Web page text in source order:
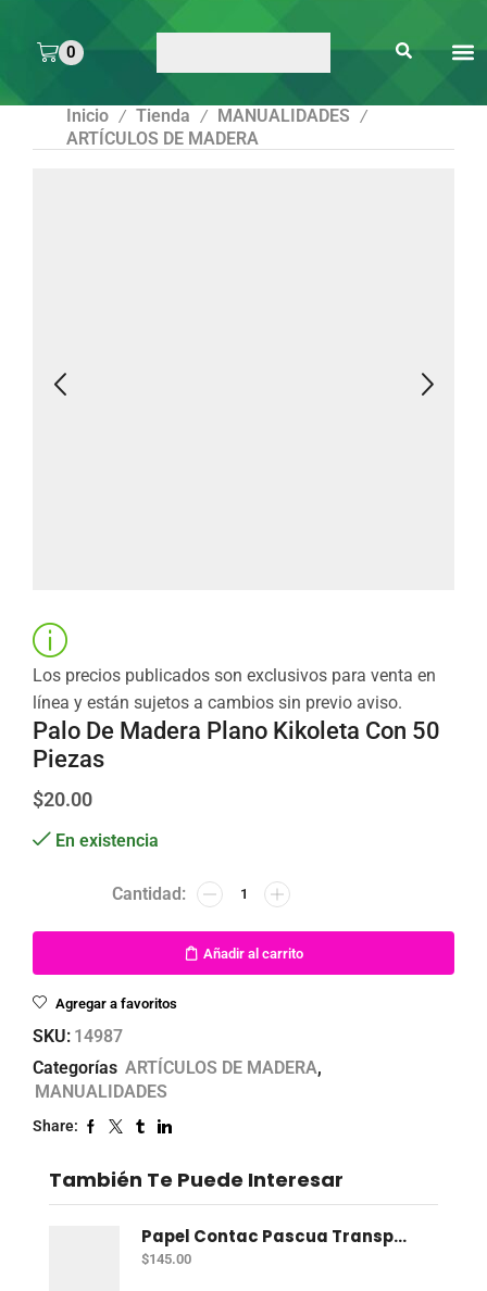
0
Inicio / Tienda / MANUALIDADES /
ARTÍCULOS DE MADERA
Los precios publicados son exclusivos para venta en
línea y están sujetos a cambios sin previo aviso.
Palo De Madera Plano Kikoleta Con 50
Piezas
$20.00
En existencia
Añadir al carrito
Agregar a favoritos
SKU: 14987
Categorías ARTÍCULOS DE MADERA,
MANUALIDADES
Share:
También Te Puede Interesar
Papel Contac Pascua Transparente 45 Cm X 20 Mt
$145.00